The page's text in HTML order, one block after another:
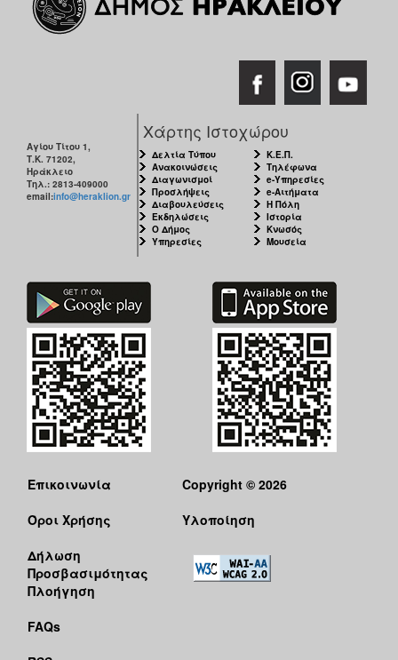
Αγίου Τίτου 1,
Τ.Κ. 71202,
Ηράκλειο
Τηλ.: 2813-409000
email:info@heraklion.gr
Χάρτης Ιστοχώρου
Δελτία Τύπου
Ανακοινώσεις
Διαγωνισμοί
Προσλήψεις
Διαβουλεύσεις
Εκδηλώσεις
Ο Δήμος
Υπηρεσίες
Κ.Ε.Π.
Τηλέφωνα
e-Υπηρεσίες
e-Αιτήματα
Η Πόλη
Ιστορία
Κνωσός
Μουσεία
Επικοινωνία
Όροι Χρήσης
Δήλωση
Προσβασιμότητας
Πλοήγηση
FAQs
Copyright © 2026
Υλοποίηση